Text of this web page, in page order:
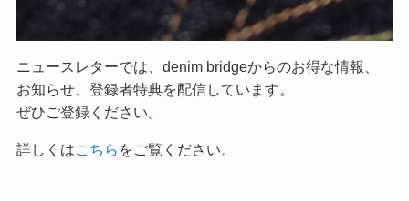
ニュースレターでは、denim bridgeからのお得な情報、
お知らせ、登録者特典を配信しています。
ぜひご登録ください。
詳しくはこちら をご覧ください。